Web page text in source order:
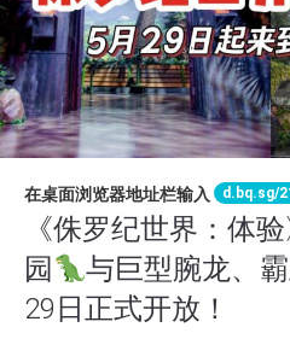
在桌面浏览器地址栏输入 d.bq.sg/
《侏罗纪世界：体
园
与巨型腕龙、
29日正式开放！